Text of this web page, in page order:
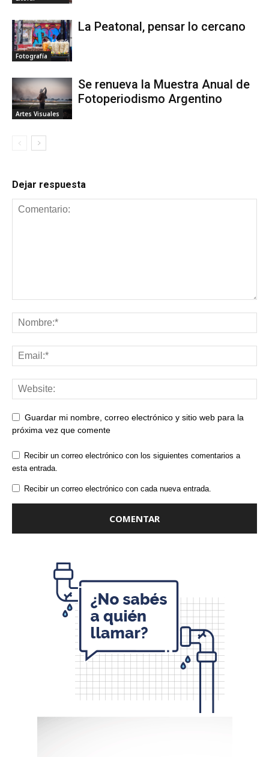
Fotografía
La Peatonal, pensar lo cercano
Artes Visuales
Se renueva la Muestra Anual de
Fotoperiodismo Argentino
Dejar respuesta
Guardar mi nombre, correo electrónico y sitio web para la
próxima vez que comente
Recibir un correo electrónico con los siguientes comentarios a
esta entrada.
Recibir un correo electrónico con cada nueva entrada.